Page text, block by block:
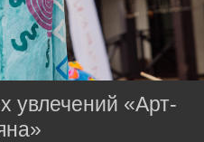
увлечений «Арт-